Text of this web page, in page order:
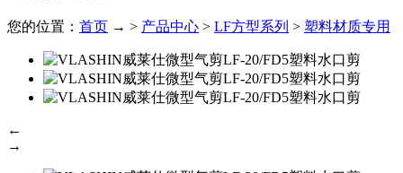
您的位置： 首页 → > 产品中心 > LF方型系列 > 塑料材质专用
←
→